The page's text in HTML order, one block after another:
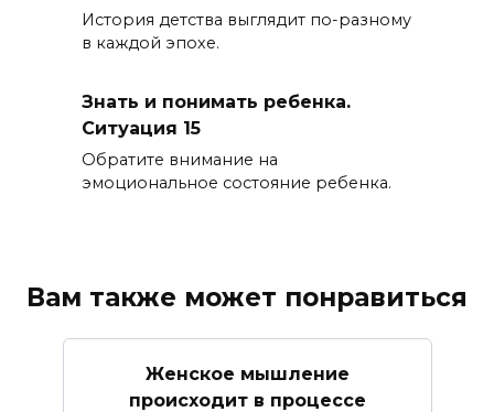
История детства выглядит по-разному
в каждой эпохе.
Знать и понимать ребенка.
Ситуация 15
Обратите внимание на
эмоциональное состояние ребенка.
Вам также может понравиться
Женское мышление
происходит в процессе